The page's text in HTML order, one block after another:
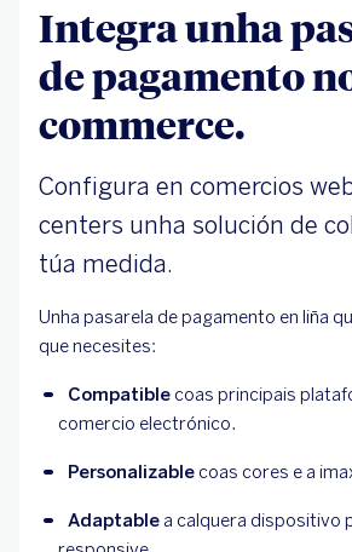
Integra unha
de pagamento
commerce.
Configura en comercios
centers unha solución de
túa medida.
Unha pasarela de pagamento en liña
que necesites:
Compatible coas principais
comercio electrónico.
Personalizable coas cores e a
Adaptable a calquera dispositivo